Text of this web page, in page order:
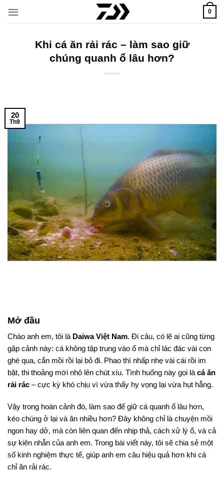
qua
0
Khi cá ăn rải rác – làm sao giữ
chúng quanh ổ lâu hơn?
20
Th9
Mở đầu
Chào anh em, tôi là Daiwa Việt Nam. Đi câu, có lẽ ai cũng từng
gặp cảnh này: cá không tập trung vào ổ mà chỉ lác đác vài con
ghé qua, cắn mồi rồi lại bỏ đi. Phao thì nhấp nhẹ vài cái rồi im
bặt, thi thoảng mới nhô lên chút xíu. Tình huống này gọi là cá ăn
rải rác – cực kỳ khó chịu vì vừa thấy hy vọng lại vừa hụt hẫng.
Vậy trong hoàn cảnh đó, làm sao để giữ cá quanh ổ lâu hơn,
kéo chúng ở lại và ăn nhiều hơn? Đây không chỉ là chuyện mồi
ngon hay dở, mà còn liên quan đến nhịp thả, cách xử lý ổ, và cả
sự kiên nhẫn của anh em. Trong bài viết này, tôi sẽ chia sẻ một
số kinh nghiệm thực tế, giúp anh em câu hiệu quả hơn khi cá
chỉ ăn rải rác.